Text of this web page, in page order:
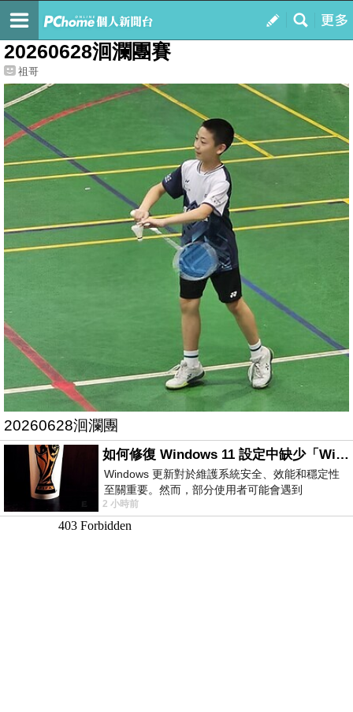
我的
最新文章
20260628洄瀾團賽
祖哥
20260628洄瀾團
如何修復 Windows 11 設定中缺少「Windows 更新」？
Windows 更新對於維護系統安全、效能和穩定性
至關重要。然而，部分使用者可能會遇到
Windows 11 設定應用程式中缺少「Windows 更
新」
2 小時前